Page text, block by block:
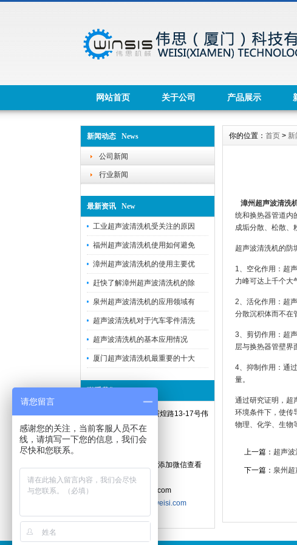
网站首页 关于公司 产品展示
新闻动态 News
公司新闻
行业新闻
最新资讯 New
工业超声波清洗机受关注的原因
福州超声波清洗机使用如何避免
漳州超声波清洗机的使用主要优
赶快了解漳州超声波清洗机的除
泉州超声波清洗机的应用领域有
超声波清洗机对于汽车零件清洗
超声波清洗机的基本应用情况
厦门超声波清洗机最重要的十大
地址：厦门市同安区霞煌路13-17号伟
思科技园
电话：0592-7770848
微信：13827222205(添加微信查看
更多机器操作视频)
邮件：xmweisi@163.com
http://www.xmweisi.com
你的位置： 首页 > 新
漳州超声波清洗
统和换热器管道内
成垢分散、松散、
超声波清洗机的防
1、空化作用：超
力峰可达上千个大
2、活化作用：超
分散沉积体而不在
3、剪切作用：超
层与换热器管壁界
4、抑制作用：通
量。
通过研究证明，超
环境条件下，使传
物理、化学、生物
上一篇： 超声
下一篇： 泉州
请您留言
感谢您的关注，当前客服人员不在
线，请填写一下您的信息，我们会
尽快和您联系。